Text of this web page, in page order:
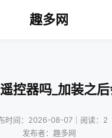
趣多网
控器吗_加装之
时间：2026-08-07｜阅读：2
发布者：趣多网